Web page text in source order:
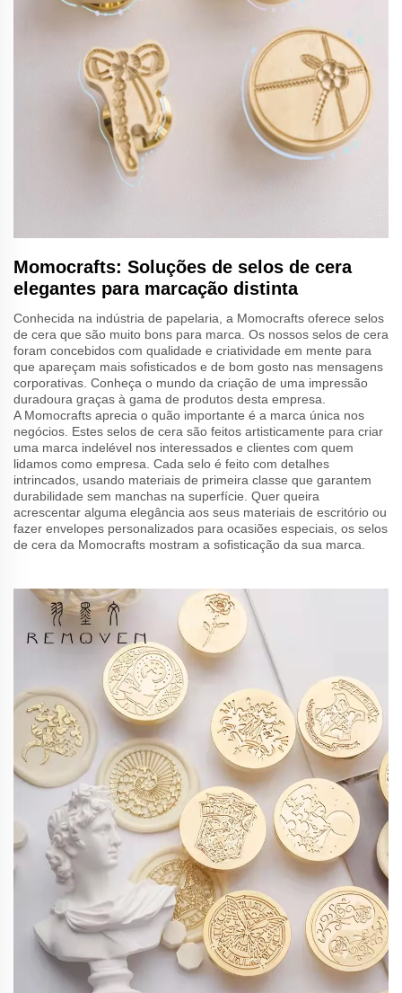
Momocrafts: Soluções de selos de cera
elegantes para marcação distinta
Conhecida na indústria de papelaria, a Momocrafts oferece selos
de cera que são muito bons para marca. Os nossos selos de cera
foram concebidos com qualidade e criatividade em mente para
que apareçam mais sofisticados e de bom gosto nas mensagens
corporativas. Conheça o mundo da criação de uma impressão
duradoura graças à gama de produtos desta empresa.
A Momocrafts aprecia o quão importante é a marca única nos
negócios. Estes selos de cera são feitos artisticamente para criar
uma marca indelével nos interessados e clientes com quem
lidamos como empresa. Cada selo é feito com detalhes
intrincados, usando materiais de primeira classe que garantem
durabilidade sem manchas na superfície. Quer queira
acrescentar alguma elegância aos seus materiais de escritório ou
fazer envelopes personalizados para ocasiões especiais, os selos
de cera da Momocrafts mostram a sofisticação da sua marca.